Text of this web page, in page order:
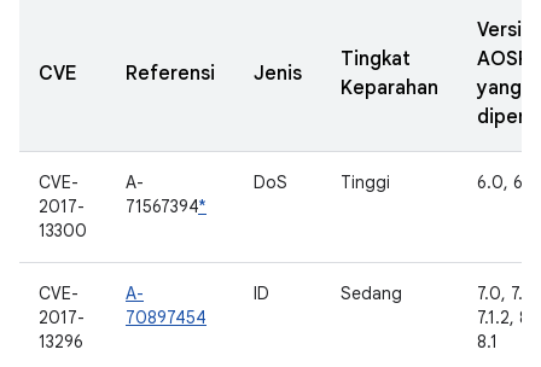
CVE Referensi Jenis
Tingkat
Keparahan
Versi
AOSP
yang
CVE-
2017-
13300
A-
71567394*
DoS Tinggi 6.0,
CVE-
2017-
13296
A-
70897454
ID Sedang
7.0,
7.1.2,
8.1